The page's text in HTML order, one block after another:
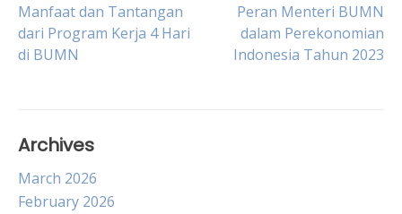
Post
navigation
Manfaat dan Tantangan
dari Program Kerja 4 Hari
di BUMN
Peran Menteri BUMN
dalam Perekonomian
Indonesia Tahun 2023
Archives
March 2026
February 2026